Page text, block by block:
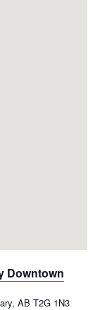
Downtown
AB T2G 1N3